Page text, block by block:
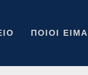
ΠΟΙΟΙ